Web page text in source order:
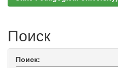
Поиск
Поиск: